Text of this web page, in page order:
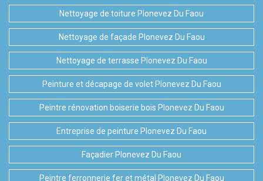
Nettoyage de toiture Plonevez Du Faou
Nettoyage de façade Plonevez Du Faou
Nettoyage de terrasse Plonevez Du Faou
Peinture et décapage de volet Plonevez Du Faou
Peintre rénovation boiserie bois Plonevez Du Faou
Entreprise de peinture Plonevez Du Faou
Façadier Plonevez Du Faou
Peintre ferronnerie fer et métal Plonevez Du Faou